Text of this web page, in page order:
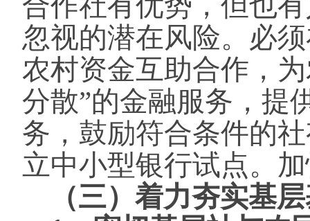
忽视的潜在风险。必
农村资金互助合作，
分散”的金融服务，提
务，鼓励符合条件的
立中小型银行试点。
（三）着力夯实基